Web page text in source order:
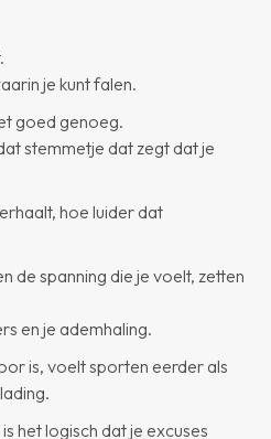
je kunt falen.
goed genoeg.
stemmetje dat zegt dat je
hoe luider dat
de spanning die je voelt, zetten
en je ademhaling.
is, voelt sporten eerder als
het logisch dat je excuses